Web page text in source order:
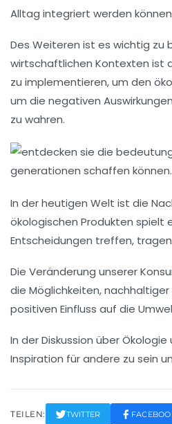
Alltag integriert werden
Des Weiteren ist es wichtig zu
wirtschaftlichen Kontexten ist
zu implementieren, um den
um die negativen Auswirkungen
zu wahren.
In der heutigen Welt ist die
ökologischen Produkten spielt
Entscheidungen treffen,
Die Veränderung unserer
die Möglichkeiten,nachhaltiger
positiven Einfluss auf die
In der Diskussion überÖkologie
Inspiration für andere zu sein
TEILEN: TWITTER